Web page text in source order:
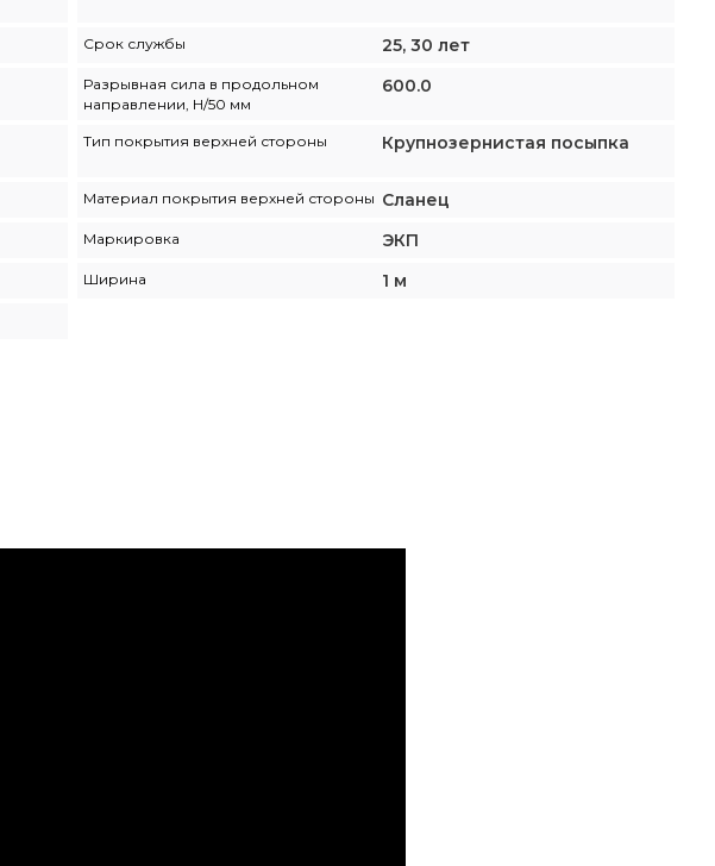
Срок службы 25, 30 лет
Разрывная сила в продольном
направлении, Н/50 мм
600.0
Тип покрытия верхней стороны Крупнозернистая посыпка
Материал покрытия верхней стороны Сланец
Маркировка ЭКП
Ширина 1 м